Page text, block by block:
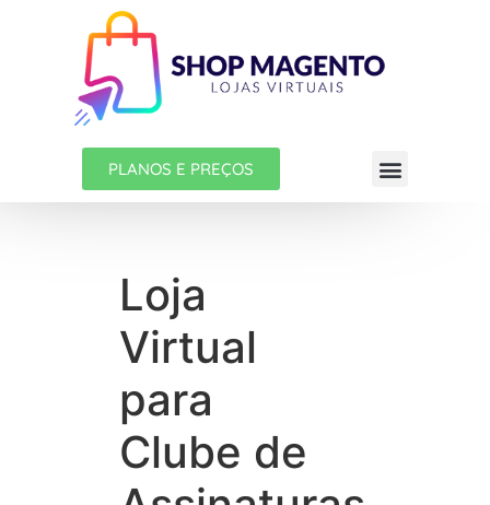
PLANOS E PREÇOS
Loja
Virtual
para
Clube de